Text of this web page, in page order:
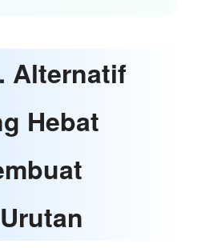
Alternatif
Hebat